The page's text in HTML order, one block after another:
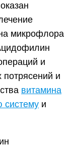
микрофлора
и
и
витамина
систему и